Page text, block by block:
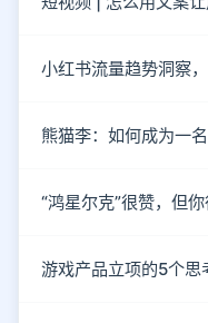
小红书流量趋势洞察
熊猫李：如何成为一
“鸿星尔克”很赞，但你
游戏产品立项的5个思